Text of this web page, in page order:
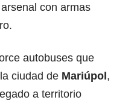
con armas
autobuses que
ciudad de Mariúpol,
a territorio